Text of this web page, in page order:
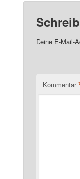
Deine E-Mail-
Kommentar